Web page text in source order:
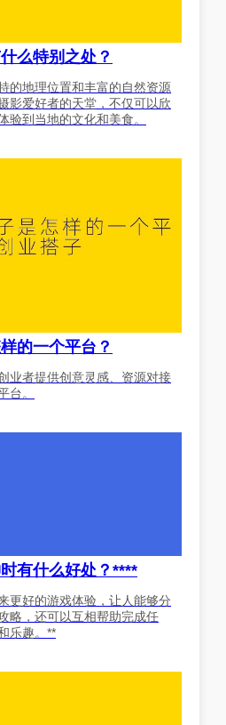
么特别之处？
的地理位置和丰富的自然资源
影爱好者的天堂，不仅可以欣
验到当地的文化和美食。
的一个平台？
业者提供创意灵感、资源对接
台。
有什么好处？****
更好的游戏体验，让人能够分
略，还可以互相帮助完成任
乐趣。**